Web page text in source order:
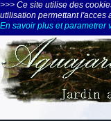
>>> Ce site utilise des
utilisation permettant l'acces
En savoir plus et parametrer